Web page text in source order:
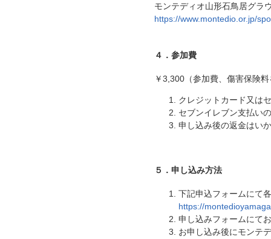
モンテディオ山形石鳥居グラ
https://www.montedio.or.jp/
４．参加費
￥3,300（参加費、傷害保険
クレジットカード又は
セブンイレブン支払い
申し込み後の返金はい
５．申し込み方法
下記申込フォームにて
https://
申し込みフォームにて
お申し込み後にモンテ